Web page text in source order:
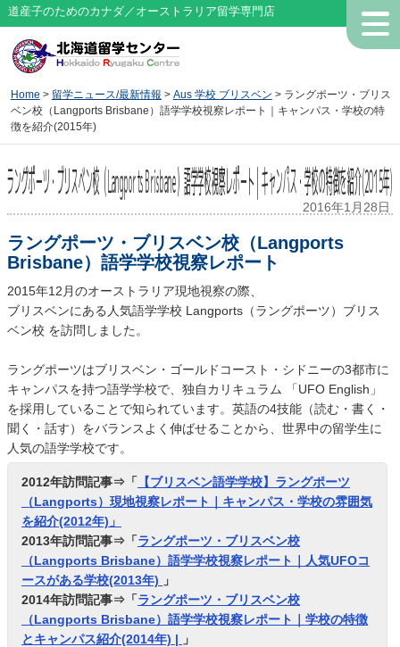
道産子のためのカナダ／オーストラリア留学専門店
Home > 留学ニュース/最新情報 > Aus 学校 ブリスベン > ラングポーツ・ブリス
ベン校（Langports Brisbane）語学学校視察レポート｜キャンパス・学校の特
徴を紹介(2015年)
ラングポーツ・ブリスベン校（Langports Brisbane）語学学校視察レポート｜キャンパス・学校の特徴を紹介(2015年)
2016年1月28日
ラングポーツ・ブリスベン校（Langports
Brisbane）語学学校視察レポート
2015年12月のオーストラリア現地視察の際、
ブリスベンにある人気語学学校 Langports（ラングポーツ）ブリス
ベン校 を訪問しました。
ラングポーツはブリスベン・ゴールドコースト・シドニーの3都市に
キャンパスを持つ語学学校で、独自カリキュラム 「UFO English」
を採用していることで知られています。英語の4技能（読む・書く・
聞く・話す）をバランスよく伸ばせることから、世界中の留学生に
人気の語学学校です。
2012年訪問記事⇒「 【ブリスベン語学学校】ラングポーツ
（Langports）現地視察レポート｜キャンパス・学校の雰囲気
を紹介(2012年)」
2013年訪問記事⇒「ラングポーツ・ブリスベン校
（Langports Brisbane）語学学校視察レポート｜人気UFOコ
ースがある学校(2013年)
」
2014年訪問記事⇒「ラングポーツ・ブリスベン校
（Langports Brisbane）語学学校視察レポート｜学校の特徴
とキャンパス紹介(2014年) |
」